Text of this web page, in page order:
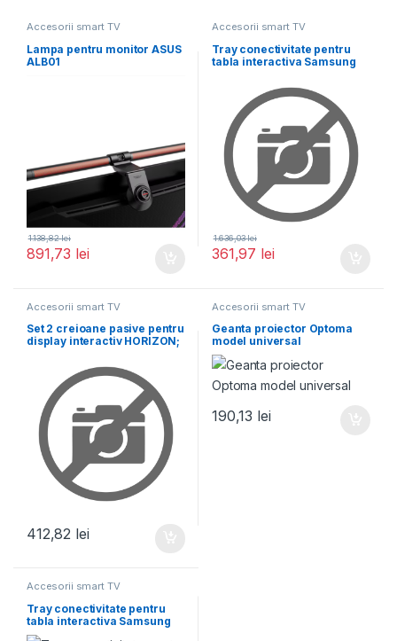
Accesorii smart TV
Lampa pentru monitor ASUS
ALB01
891,73 lei
1.138,82lei
Accesorii smart TV
Tray conectivitate pentru
tabla interactiva Samsung
361,97 lei
1.636,03lei
Accesorii smart TV
Set 2 creioane pasive pentru
display interactiv HORIZON;
412,82 lei
Accesorii smart TV
Geanta proiector Optoma
model universal
190,13 lei
Accesorii smart TV
Tray conectivitate pentru
tabla interactiva Samsung
Flip 2 55"/65"; HDMI